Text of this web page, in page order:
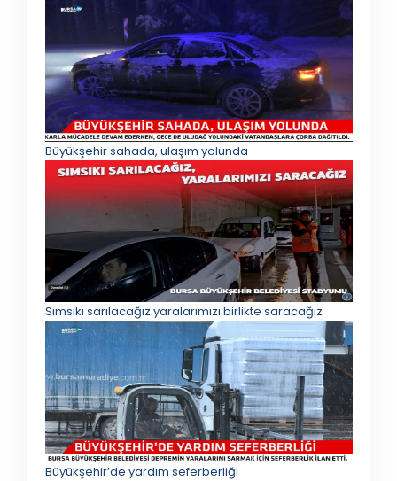
Büyükşehir sahada, ulaşım yolunda
Sımsıkı sarılacağız yaralarımızı birlikte saracağız
Büyükşehir’de yardım seferberliği